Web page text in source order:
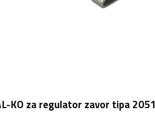
KO za regulator zavor tipa 2051